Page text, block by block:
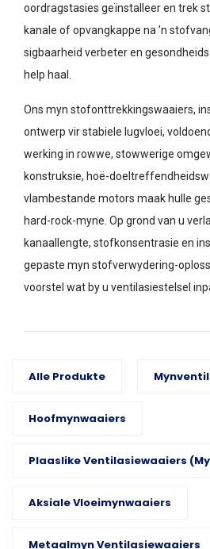
oordragstasies geïnstalleer en trek
kanale of opvangkappe na ’n
sigbaarheid verbeter en
help haal.
Ons myn stofonttrekkingswaaiers,
ontwerp vir stabiele lugvloei,
werking in rowwe, stowwerige
konstruksie, hoë-
vlambestande motors maak hulle
hard-rock-myne. Op grond van u
kanaallengte, stofkonsentrasie en
gepaste myn stofverwydering-
voorstel wat by u ventilasiestelsel
Alle Produkte
Hoofmynwaaiers
Plaaslike Ventilasiewaaiers
Aksiale Vloeimynwaaiers
Metaalmyn Ventilasiewaaiers